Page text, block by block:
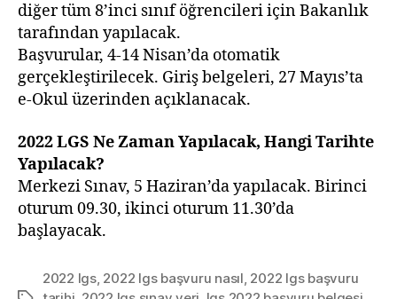
diğer tüm 8’inci sınıf öğrencileri için Bakanlık
tarafından yapılacak.
Başvurular, 4-14 Nisan’da otomatik
gerçekleştirilecek. Giriş belgeleri, 27 Mayıs’ta
e-Okul üzerinden açıklanacak.
2022 LGS Ne Zaman Yapılacak, Hangi Tarihte
Yapılacak?
Merkezi Sınav, 5 Haziran’da yapılacak. Birinci
oturum 09.30, ikinci oturum 11.30’da
başlayacak.
2022 lgs, 2022 lgs başvuru nasıl 2022 lgs başvuru